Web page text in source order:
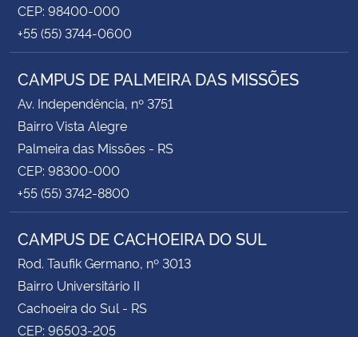
CEP: 98400-000
+55 (55) 3744-0600
CAMPUS DE PALMEIRA DAS MISSÕES
Av. Independência, nº 3751
Bairro Vista Alegre
Palmeira das Missões - RS
CEP: 98300-000
+55 (55) 3742-8800
CAMPUS DE CACHOEIRA DO SUL
Rod. Taufik Germano, nº 3013
Bairro Universitário II
Cachoeira do Sul - RS
CEP: 96503-205